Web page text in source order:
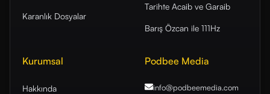
Karanlık Dosyalar
Tarihte Acaib ve Garaib
Barış Özcan ile 111Hz
Kurumsal
Hakkında
Podbee Media
info@podbeemedia.com